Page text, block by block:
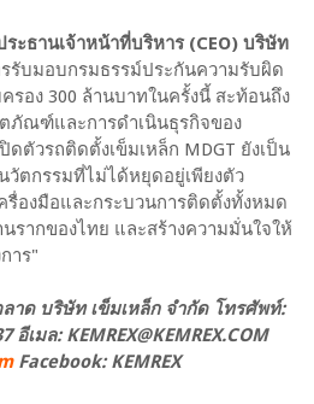
ะธานเจ้าหน้าที่บริหาร (CEO) บริษัท
รับมอบกรมธรรม์ประกันความรับผิด
อง 300 ล้านบาทในครั้งนี้ สะท้อนถึง
ภัณฑ์และการดำเนินธุรกิจของ
ดตัวรถติดตั้งเข็มเหล็ก MDGT ยังเป็น
ตกรรมที่ไม่ได้หยุดอยู่เพียงตัว
องมือและกระบวนการติดตั้งทั้งหมด
รากของไทย และสร้างความมั่นใจให้
าร"
าด บริษัท เข็มเหล็ก จำกัด โทรศัพท์:
อีเมล: KEMREX@KEMREX.COM
Facebook: KEMREX